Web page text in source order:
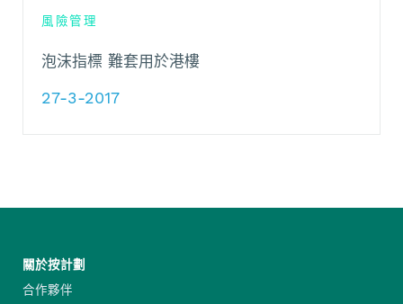
風險管理
泡沫指標 難套用於港樓
27-3-2017
關於按計劃
合作夥伴